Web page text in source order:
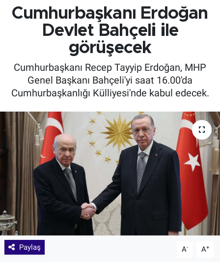
Cumhurbaşkanı Erdoğan
Devlet Bahçeli ile
görüşecek
Cumhurbaşkanı Recep Tayyip Erdoğan, MHP
Genel Başkanı Bahçeli'yi saat 16.00'da
Cumhurbaşkanlığı Külliyesi'nde kabul edecek.
Paylaş A- A+